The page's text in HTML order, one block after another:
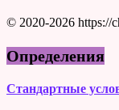
© 2020-2026 https://
Определения
Стандартные